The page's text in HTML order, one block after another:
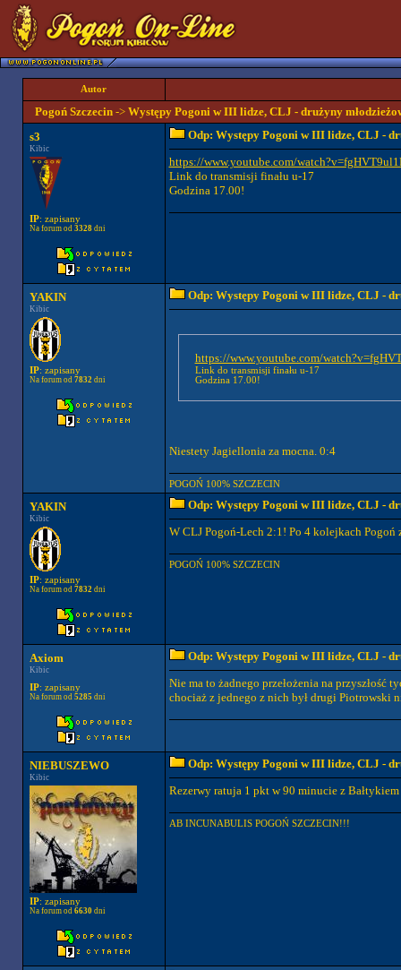
Autor
Pogoń Szczecin-> Występy Pogoni w III lidze, CLJ - drużyny
s3
Kibic
IP: zapisany
Na forum od 3328dni
Odp: Występy Pogoni w III lidze, CLJ -
https://www.youtube.com/
Link do transmisji finału u-17
Godzina 17.00!
YAKIN
Kibic
IP: zapisany
Na forum od 7832dni
Odp: Występy Pogoni w III lidze, CLJ -
https://www.youtube.com/
Link do transmisji finału u-17
Godzina 17.00!
Niestety Jagiellonia za mocna. 0:4
POGOŃ 100% SZCZECIN
YAKIN
Kibic
IP: zapisany
Na forum od 7832dni
Odp: Występy Pogoni w III lidze, CLJ -
W CLJ Pogoń-Lech 2:1! Po 4 kolejkach
POGOŃ 100% SZCZECIN
Axiom
Kibic
IP: zapisany
Na forum od 5285 dni
Odp: Występy Pogoni w III lidze, CLJ -
Nie ma to żadnego przełożenia na
chociaż z jednego z nich był drugi Piotrowski
NIEBUSZEWO
Kibic
IP: zapisany
Na forum od 6630dni
Odp: Występy Pogoni w III lidze, CLJ -
Rezerwy ratuja 1 pkt w 90 minucie z
AB INCUNABULIS POGOŃ SZCZECIN!!!